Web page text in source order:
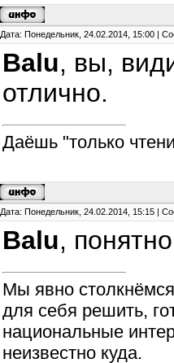
Дата: Понедельник, 24.02.2014, 15:00 |
Balu, вы,
отлично.
Даёшь "только
Дата: Понедельник, 24.02.2014, 15:15 |
Balu,
Мы явно
для себя решить,
национальные
неизвестно куда.